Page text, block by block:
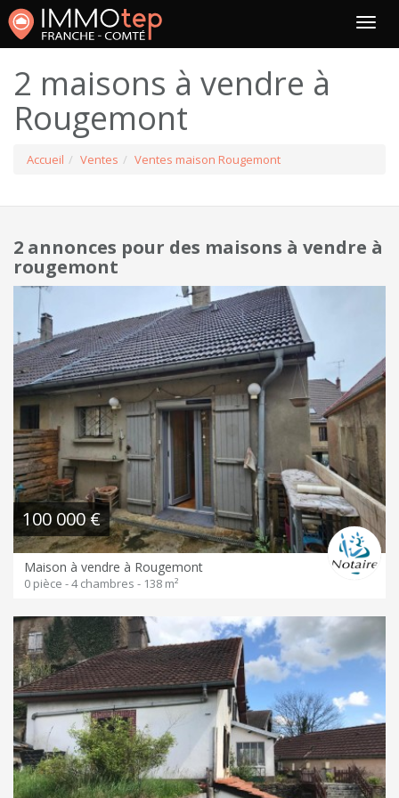
2 maisons à vendre à
Rougemont
Accueil Ventes Ventes maison Rougemont
2 annonces pour des maisons à vendre à
rougemont
100 000 €
Maison à vendre à Rougemont
0 pièce - 4 chambres - 138 m²